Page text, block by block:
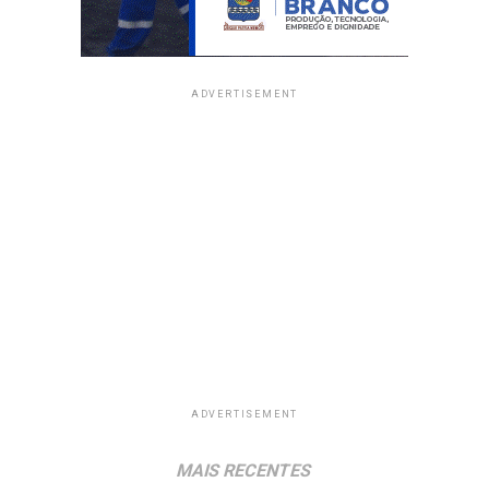
ADVERTISEMENT
ADVERTISEMENT
MAIS RECENTES